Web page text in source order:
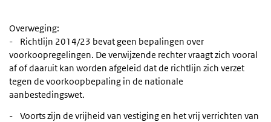
Overweging:
- Richtlijn 2014/23 bevat geen bepalingen over
voorkoopregelingen. De verwijzende rechter vraagt zich vooral
af of daaruit kan worden afgeleid dat de richtlijn zich verzet
tegen de voorkoopbepaling in de nationale
aanbestedingswet.
- Voorts zijn de vrijheid van vestiging en het vrij verrichten van